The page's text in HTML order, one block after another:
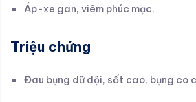
Áp-xe gan, viêm phúc mạc.
Triệu chứng
Đau bụng dữ dội, sốt cao, bụng co